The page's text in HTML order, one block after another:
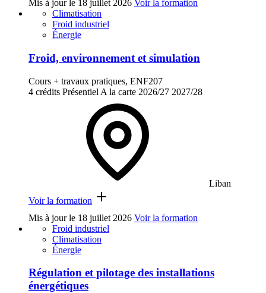
Mis à jour le 18 juillet 2026 Voir la formation
Climatisation
Froid industriel
Énergie
Froid, environnement et simulation
Cours + travaux pratiques, ENF207
4 crédits Présentiel A la carte 2026/27 2027/28
Liban
Voir la formation
Mis à jour le 18 juillet 2026 Voir la formation
Froid industriel
Climatisation
Énergie
Régulation et pilotage des installations
énergétiques